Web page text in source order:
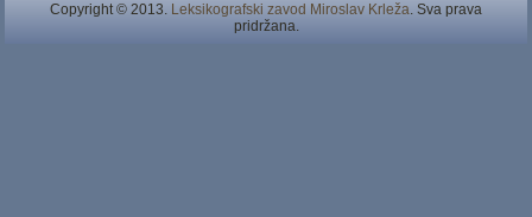
Copyright © 2013. Leksikografski zavod Miroslav Krleža. Sva prava
pridržana.